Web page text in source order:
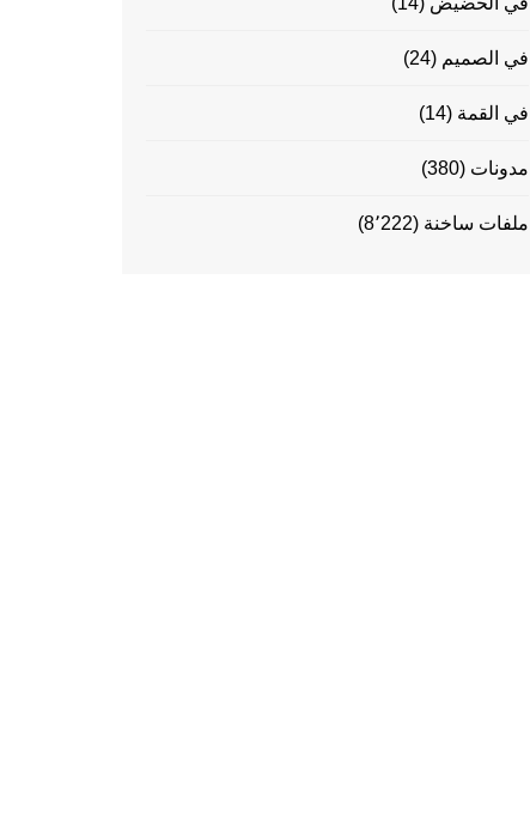
في الصميم (24)
في القمة (14)
مدونات (380)
ملفات ساخنة (8٬222)